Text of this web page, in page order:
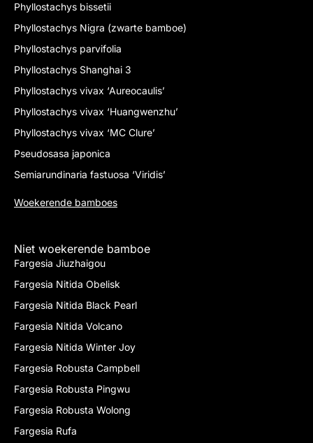
Phyllostachys bissetii
Phyllostachys Nigra (zwarte bamboe)
Phyllostachys parvifolia
Phyllostachys Shanghai 3
Phyllostachys vivax ‘Aureocaulis’
Phyllostachys vivax ‘Huangwenzhu’
Phyllostachys vivax ‘MC Clure’
Pseudosasa japonica
Semiarundinaria fastuosa ‘Viridis’
Woekerende bamboes
Niet woekerende bamboe
Fargesia Jiuzhaigou
Fargesia Nitida Obelisk
Fargesia Nitida Black Pearl
Fargesia Nitida Volcano
Fargesia Nitida Winter Joy
Fargesia Robusta Campbell
Fargesia Robusta Pingwu
Fargesia Robusta Wolong
Fargesia Rufa